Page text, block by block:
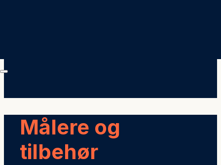
Målere og
tilbehør